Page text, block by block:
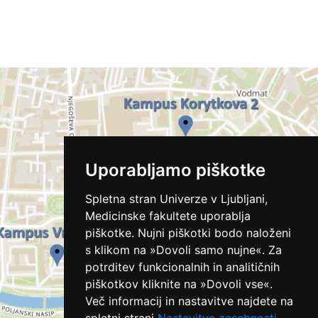
Uporabljamo piškotke
Spletna stran Univerze v Ljubljani,
Medicinske fakultete uporablja
piškotke. Nujni piškotki bodo naloženi
s klikom na »Dovoli samo nujne«. Za
potrditev funkcionalnih in analitičnih
piškotkov kliknite na »Dovoli vse«.
Več informacij in nastavitve najdete na